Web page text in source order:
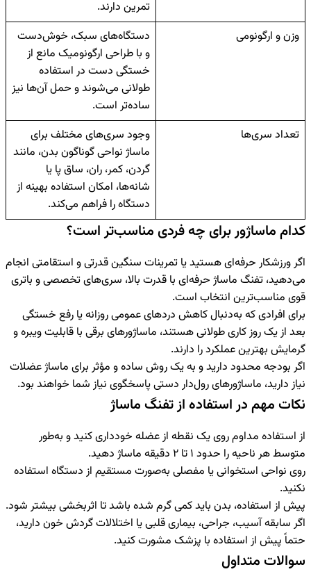
تمرین دارند.
وزن و ارگونومی
دستگاه‌های سبک، خوش‌دست
و با طراحی ارگونومیک مانع از
خستگی دست در استفاده
طولانی می‌شوند و حمل آن‌ها نیز
ساده‌تر است.
تعداد سری‌ها
وجود سری‌های مختلف برای
ماساژ نواحی گوناگون بدن، مانند
گردن، کمر، ران، ساق پا یا
شانه‌ها، امکان استفاده بهینه از
دستگاه را فراهم می‌کند.
کدام ماساژور برای چه فردی مناسب‌تر است؟
اگر ورزشکار حرفه‌ای هستید یا تمرینات سنگین قدرتی و استقامتی انجام
می‌دهید، تفنگ ماساژ حرفه‌ای با قدرت بالا، سری‌های تخصصی و باتری
قوی مناسب‌ترین انتخاب است.
برای افرادی که به‌دنبال کاهش دردهای عمومی روزانه یا رفع خستگی
بعد از یک روز کاری طولانی هستند، ماساژورهای برقی با قابلیت ویبره و
گرمایش بهترین عملکرد را دارند.
اگر بودجه محدود دارید و به یک روش ساده و مؤثر برای ماساژ عضلات
نیاز دارید، ماساژورهای رول‌دار دستی پاسخگوی نیاز شما خواهند بود.
نکات مهم در استفاده از تفنگ ماساژ
از استفاده مداوم روی یک نقطه از عضله خودداری کنید و به‌طور
متوسط هر ناحیه را حدود ۱ تا ۲ دقیقه ماساژ دهید.
روی نواحی استخوانی یا مفصلی به‌صورت مستقیم از دستگاه استفاده
نکنید.
پیش از استفاده، بدن باید کمی گرم شده باشد تا اثربخشی بیشتر شود.
اگر سابقه آسیب، جراحی، بیماری قلبی یا اختلالات گردش خون دارید،
حتماً پیش از استفاده با پزشک مشورت کنید.
سوالات متداول